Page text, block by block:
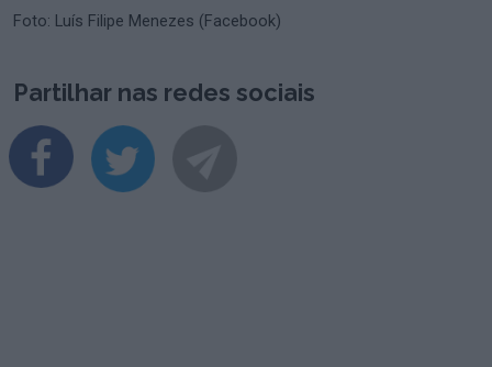
Foto: Luís Filipe Menezes (Facebook)
Partilhar nas redes sociais